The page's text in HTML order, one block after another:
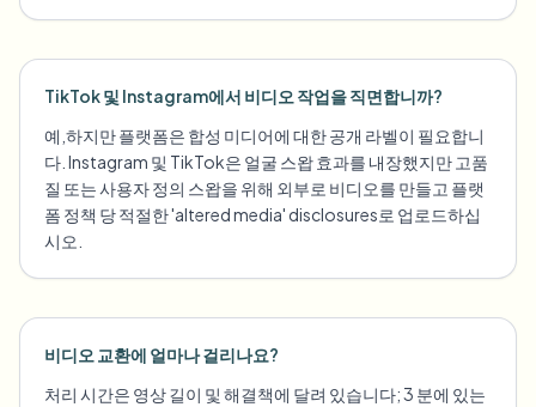
TikTok 및 Instagram에서 비디오 작업을 직면합니까?
예,하지만 플랫폼은 합성 미디어에 대한 공개 라벨이 필요합니
다. Instagram 및 TikTok은 얼굴 스왑 효과를 내장했지만 고품
질 또는 사용자 정의 스왑을 위해 외부로 비디오를 만들고 플랫
폼 정책 당 적절한 'altered media' disclosures로 업로드하십
시오.
비디오 교환에 얼마나 걸리나요?
처리 시간은 영상 길이 및 해결책에 달려 있습니다; 3 분에 있는